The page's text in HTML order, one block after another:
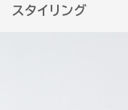
スタイリング